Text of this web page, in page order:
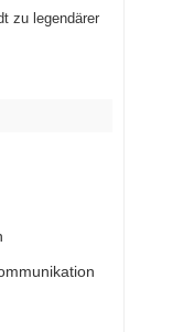
zu legendärer